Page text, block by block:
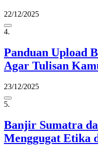
22/12/2025
4.
Panduan Upload
Agar Tulisan
23/12/2025
5.
Banjir Sumatra
Menggugat Etika